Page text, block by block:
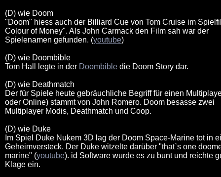
(D) wie Doom
"Doom" hiess auch der Billiard Cue von Tom Cruise im
Colour of Money". Als John Carmack den Film sah war der
Spielenamen gefunden. (youtube)
(D) wie Doombible
Tom Hall legte in der Doombible die Doom Story dar.
(D) wie Deathmatch
Der für Spiele heute gebräuchliche Begriff für einen
oder Online) stammt von John Romero. Doom besasse zwei
Multiplayer Modis, Deathmatch und Coop.
(D) wie Duke
Im Spiel Duke Nukem 3D lag der Doom Space-Marine tot in
Geheimversteck. Der Duke witzelte darüber "that`s one
marine" (youtube). id Software wurde es zu bunt und reichte
Klage ein.